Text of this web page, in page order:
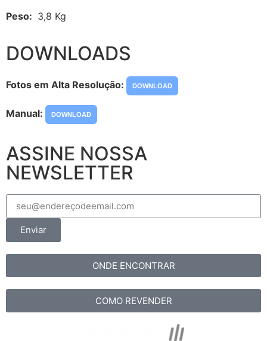
Peso: 3,8 Kg
DOWNLOADS
Fotos em Alta Resolução: DOWNLOAD
Manual: DOWNLOAD
ASSINE NOSSA
NEWSLETTER
Enviar
ONDE ENCONTRAR
COMO REVENDER